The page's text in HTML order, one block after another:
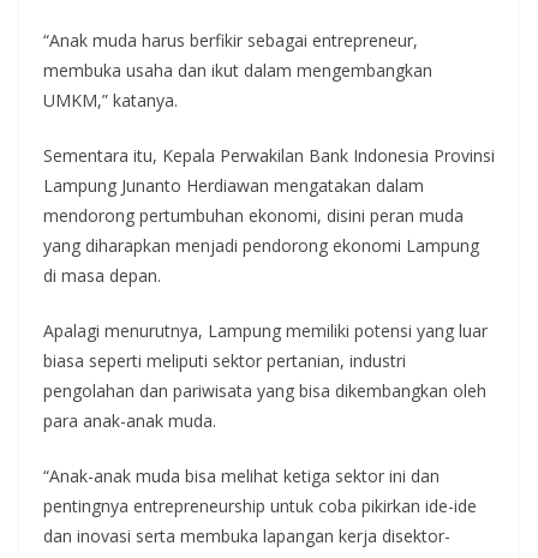
“Anak muda harus berfikir sebagai entrepreneur,
membuka usaha dan ikut dalam mengembangkan
UMKM,” katanya.
Sementara itu, Kepala Perwakilan Bank Indonesia Provinsi
Lampung Junanto Herdiawan mengatakan dalam
mendorong pertumbuhan ekonomi, disini peran muda
yang diharapkan menjadi pendorong ekonomi Lampung
di masa depan.
Apalagi menurutnya, Lampung memiliki potensi yang luar
biasa seperti meliputi sektor pertanian, industri
pengolahan dan pariwisata yang bisa dikembangkan oleh
para anak-anak muda.
“Anak-anak muda bisa melihat ketiga sektor ini dan
pentingnya entrepreneurship untuk coba pikirkan ide-ide
dan inovasi serta membuka lapangan kerja disektor-